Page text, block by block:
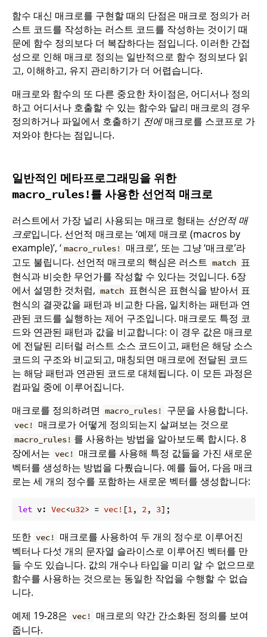
함수 대신 매크로를 구현할 때의 단점은 매크로 정의가 러
스트 코드를 작성하는 러스트 코드를 작성하는 것이기 때
문에 함수 정의보다 더 복잡하다는 점입니다. 이러한 간접
성으로 인해 매크로 정의는 일반적으로 함수 정의보다 읽
고, 이해하고, 유지 관리하기가 더 어렵습니다.
매크로와 함수의 또 다른 중요한 차이점은, 어디서나 정의
하고 어디서나 호출할 수 있는 함수와 달리 매크로의 경우
정의하거나 파일에서 호출하기 전에매크로를 스코프로 가
져와야 한다는 점입니다.
일반적인 메타프로그래밍을 위한
macro_rules!를 사용한 선언적 매크로
러스트에서 가장 널리 사용되는 매크로 형태는 선언적 매
크로입니다. 선언적 매크로는 ‘예제 매크로 (macros by
example)’, ‘ macro_rules!
매크로’, 또는 그냥 ‘매크로’라
고도 불립니다. 선언적 매크로의 핵심은 러스트 match 표
현식과 비슷한 무언가를 작성할 수 있다는 것입니다. 6장
에서 설명한 것처럼, match 표현식은 표현식을 받아서 표
현식의 결괏값을 패턴과 비교한 다음, 일치하는 패턴과 연
관된 코드를 실행하는 제어 구조입니다. 매크로도 특정 코
드와 연관된 패턴과 값을 비교합니다: 이 경우 값은 매크로
에 전달된 리터럴 러스트 소스 코드이고, 패턴은 해당 소스
코드의 구조와 비교되고, 매칭되면 매크로에 전달된 코드
는 해당 패턴과 연관된 코드로 대체됩니다. 이 모든 과정은
컴파일 중에 이루어집니다.
매크로를 정의하려면 macro_rules! 구문을 사용합니다.
vec! 매크로가 어떻게 정의되는지 살펴보는 것으로
macro_rules! 를 사용하는 방법을 알아보도록 합시다. 8
장에서는 vec!
매크로를 사용해 특정 값들을 가진 새로운
벡터를 생성하는 방법을 다뤘습니다. 예를 들어, 다음 매크
로는 세 개의 정수를 포함하는 새로운 벡터를 생성합니다:
let v: Vec<u32> = vec! [1, 2, 3
또한 vec!
매크로를 사용하여 두 개의 정수로 이루어진
벡터나 다섯 개의 문자열 슬라이스로 이루어진 벡터를 만
들 수도 있습니다. 값의 개수나 타입을 미리 알 수 없으므로
함수를 사용하는 것으로는 동일한 작업을 수행할 수 없습
니다.
예제 19-28은 vec!
매크로의 약간 간소화된 정의를 보여
줍니다.